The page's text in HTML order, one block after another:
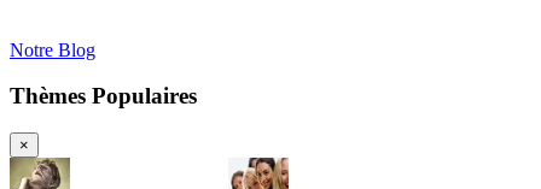
Notre Blog
Thèmes Populaires
×